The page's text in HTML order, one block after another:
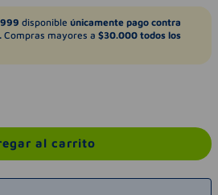
disponible únicamente pago contra
Compras mayores a $30.000 todos los
al carrito